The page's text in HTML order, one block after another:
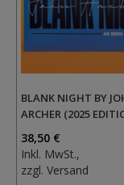
BLANK NIGHT BY
ARCHER (2025
38,50 €
Inkl. MwSt.,
zzgl. Versand